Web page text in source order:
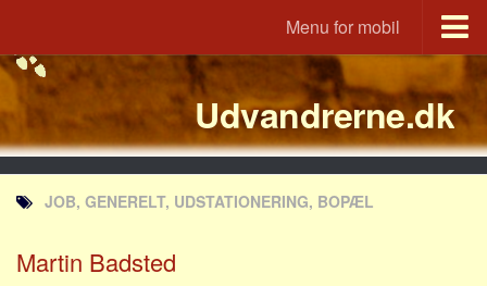
Menu for mobil
Portal
Udvandrerne.dk
Utvandrerne.no
Utvandrarna.se
Tyskland.dk
England.dk
Udvandrerne.dk
JOB, GENERELT, UDSTATIONERING, BOPÆL
Martin Badsted